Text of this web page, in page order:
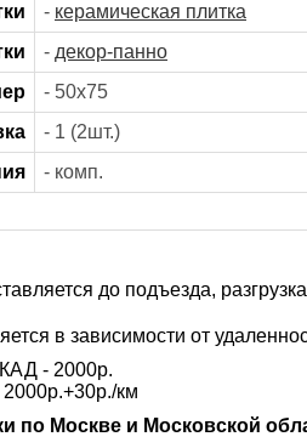
- керамическая плитка
- декор-панно
- 50х75
- 1 (2шт.)
- комп.
до подъезда,
в зависимости от
- 2000р.
2000р.+30р./км
по Москве и Московской